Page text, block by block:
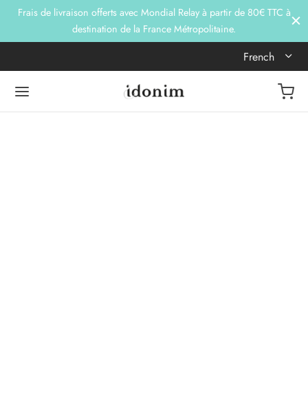
Frais de livraison offerts avec Mondial Relay à partir de 80€ TTC à
destination de la France Métropolitaine.
French